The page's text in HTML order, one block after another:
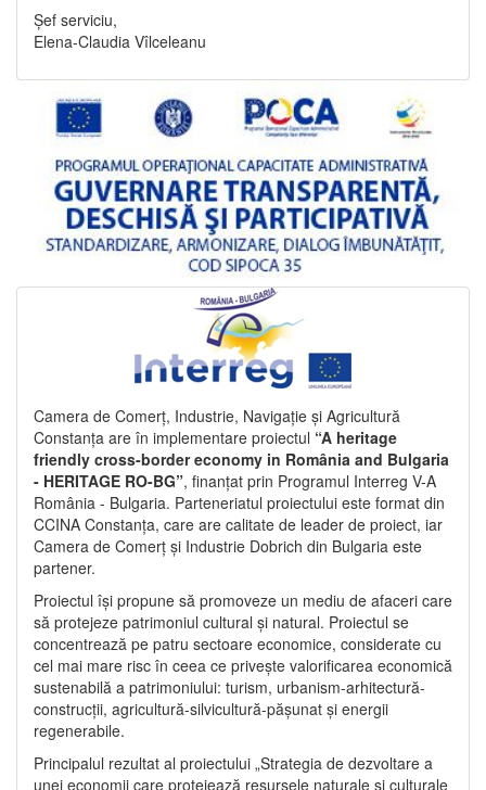
Șef serviciu,
Elena-Claudia Vîlceleanu
Camera de Comerț, Industrie, Navigație și Agricultură
Constanța are în implementare proiectul “A heritage
friendly cross-border economy in România and Bulgaria
- HERITAGE RO-BG”, finanțat prin Programul Interreg V-A
România - Bulgaria. Parteneriatul proiectului este format din
CCINA Constanța, care are calitate de leader de proiect, iar
Camera de Comerț și Industrie Dobrich din Bulgaria este
partener.
Proiectul își propune să promoveze un mediu de afaceri care
să protejeze patrimoniul cultural și natural. Proiectul se
concentrează pe patru sectoare economice, considerate cu
cel mai mare risc în ceea ce privește valorificarea economică
sustenabilă a patrimoniului: turism, urbanism-arhitectură-
construcții, agricultură-silvicultură-pășunat și energii
regenerabile.
Principalul rezultat al proiectului „Strategia de dezvoltare a
unei economii care protejează resursele naturale și culturale